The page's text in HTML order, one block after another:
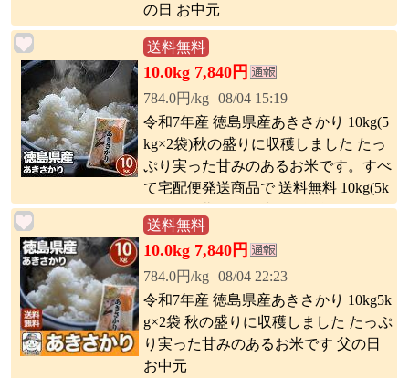
の日 お中元
送料無料
10.0kg 7,840円
784.0円/kg 08/04 15:19
令和7年産 徳島県産あきさかり 10kg(5
kg×2袋)秋の盛りに収穫しました たっ
ぷり実った甘みのあるお米です。すべ
て宅配便発送商品で 送料無料 10kg(5k
g×2袋)≪北海道・沖縄・離島は別途送
料(税込)が発生します。≫
送料無料
10.0kg 7,840円
784.0円/kg 08/04 22:23
令和7年産 徳島県産あきさかり 10kg5k
g×2袋 秋の盛りに収穫しました たっぷ
り実った甘みのあるお米です 父の日
お中元